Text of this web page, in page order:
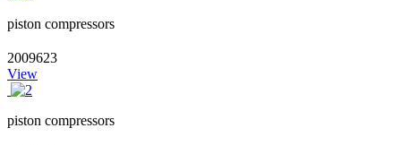
piston compressors
2009623
View
piston compressors